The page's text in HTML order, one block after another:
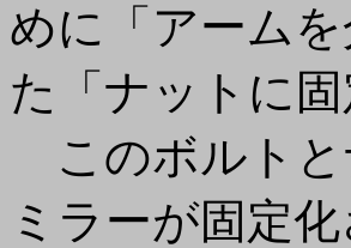
めに「アーム
た「ナットに
このボルトと
ミラーが固定